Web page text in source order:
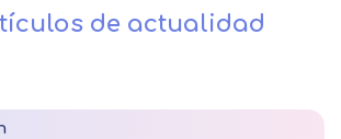
de actualidad